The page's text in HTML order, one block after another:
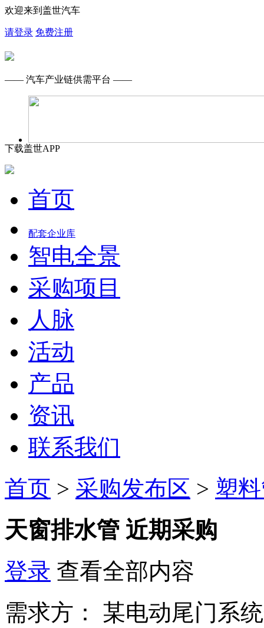
欢迎来到盖世汽车
请登录 免费注册
—— 汽车产业链供需平台 ——
下载盖世APP
首页
配套企业库
智电全景
采购项目
人脉
活动
产品
资讯
联系我们
首页 > 采购发布区 > 塑
天窗排水管 近期采购
登录 查看全部内容
需求方：
某电动尾门系